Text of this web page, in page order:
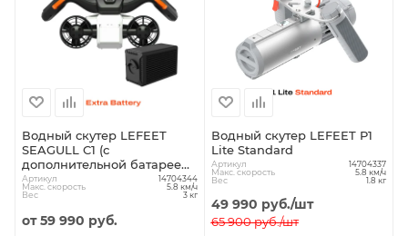
Водный скутер LEFEET
SEAGULL C1 (с
дополнительной батареей)
белый
Артикул 14704344
Макс. скорость 5.8 км/ч
Вес 3 кг
от59 990 руб.
Водный скутер LEFEET P1
Lite Standard
Артикул 14704337
Макс. скорость 5.8 км/ч
Вес 1.8 кг
49 990 руб./шт
65 900руб./шт